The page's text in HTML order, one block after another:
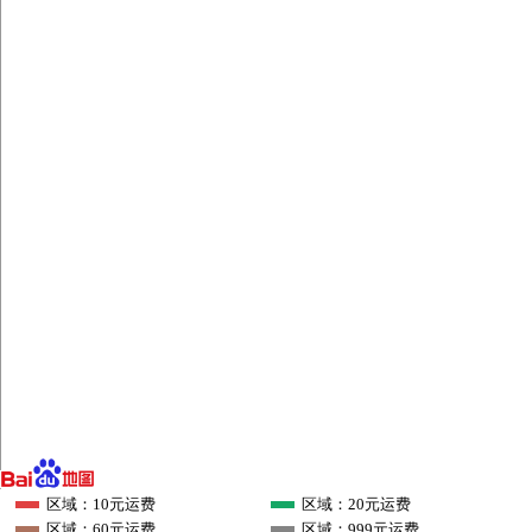
区域：10元运费
区域：20元运费